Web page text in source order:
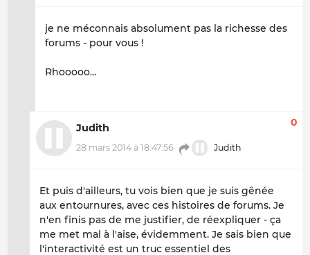
je ne méconnais absolument pas la richesse des
forums - pour vous !
Rhooooo...
Judith
28 mars 2014 à 18:47:56 Judith
0
Et puis d'ailleurs, tu vois bien que je suis gênée
aux entournures, avec ces histoires de forums. Je
n'en finis pas de me justifier, de réexpliquer - ça
me met mal à l'aise, évidemment. Je sais bien que
l'interactivité est un truc essentiel des